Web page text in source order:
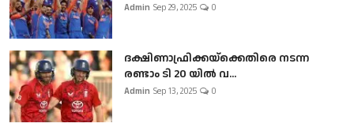
Admin Sep 29, 2025 0
ദക്ഷിണാഫ്രിക്കയ്‌ക്കെതിരെ നടന്ന
രണ്ടാം ടി 20 യിൽ വ...
Admin Sep 13, 2025 0